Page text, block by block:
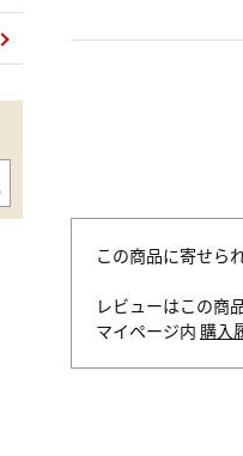
この商品に寄せら
レビューはこの商
マイページ内 購入